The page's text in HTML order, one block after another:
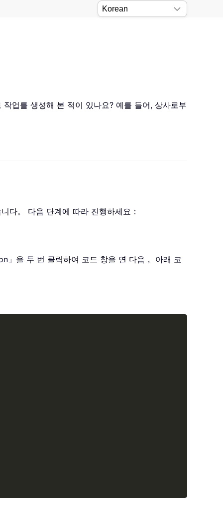
업를 생성해 본 적이 있나요? 예를 들어, 상사로부
다。 다음 단계에 따라 진행하세요：
을 두 번 클릭하여 코드 창을 연 다음， 아래 코